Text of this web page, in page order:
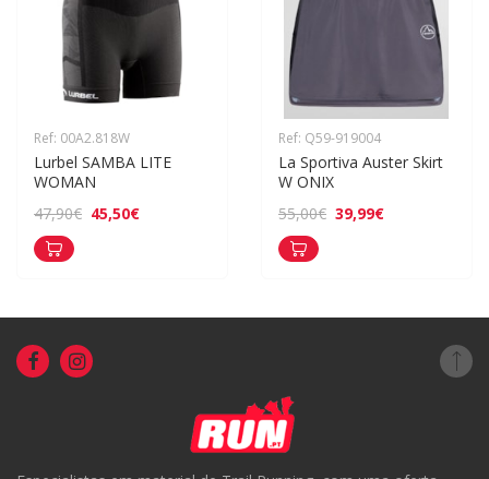
Ref: 00A2.818W
Lurbel SAMBA LITE
WOMAN
47,90€ 45,50€
Ref: Q59-919004
La Sportiva Auster Skirt
W ONIX
55,00€ 39,99€